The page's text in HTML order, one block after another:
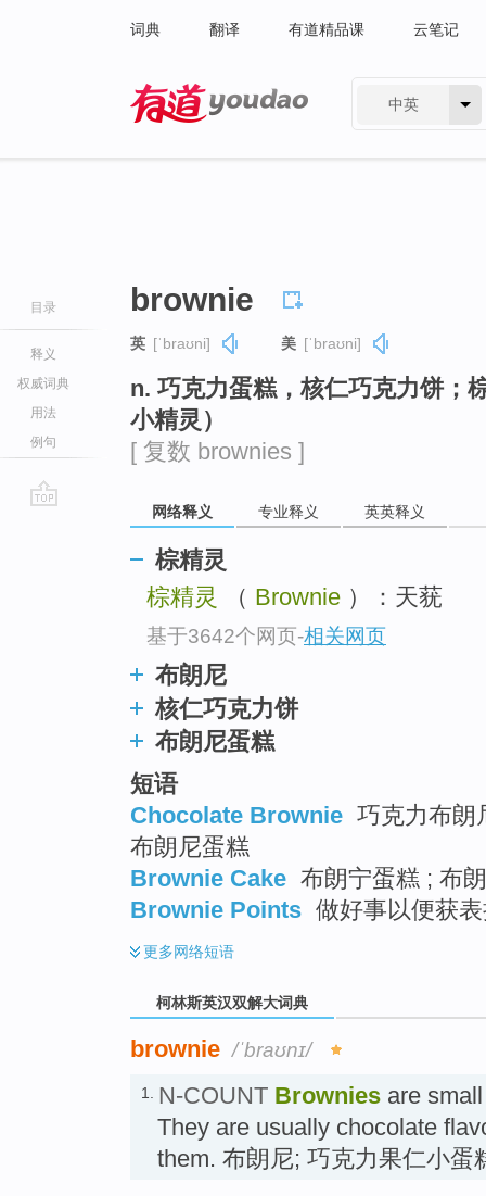
词典 翻译 有道精品课 云笔记
中英
目录
释义
权威词典
用法
例句
brownie
英 [ˈbraʊni] 美 [ˈbraʊni]
n. 巧克力蛋糕，核仁巧克力饼；
小精灵）
[ 复数 brownies ]
网络释义 专业释义 英英释义
棕精灵
棕精灵
（ Brownie ）：天莸
基于3642个网页-相关网页
布朗尼
核仁巧克力饼
布朗尼蛋糕
短语
Chocolate Brownie 巧克力布朗
布朗尼蛋糕
Brownie Cake 布朗宁蛋糕 ; 布
Brownie Points 做好事以便获
更多网络短语
柯林斯英汉双解大词典
brownie /ˈbraʊnɪ/
1. N-COUNT Brownies are
They are usually chocolate
them. 布朗尼; 巧克力果仁小蛋